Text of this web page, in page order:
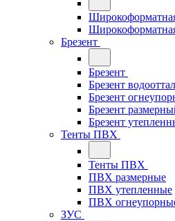
Брезент
Брезент
Брезент
Брезент
Брезент
Брезент
Тенты ПВХ
Тенты ПВХ
ПВХ размерные
ПВХ утепленные
ПВХ
ЗУС